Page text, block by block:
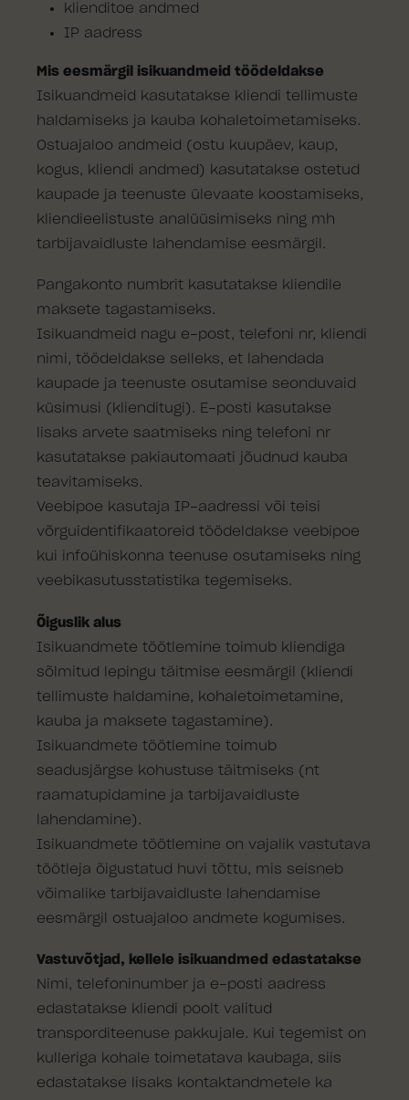
klienditoe andmed
IP aadress
Mis eesmärgil isikuandmeid töödeldakse
Isikuandmeid kasutatakse kliendi tellimuste
haldamiseks ja kauba kohaletoimetamiseks.
Ostuajaloo andmeid (ostu kuupäev, kaup,
kogus, kliendi andmed) kasutatakse ostetud
kaupade ja teenuste ülevaate koostamiseks,
kliendieelistuste analüüsimiseks ning mh
tarbijavaidluste lahendamise eesmärgil.
Pangakonto numbrit kasutatakse kliendile
maksete tagastamiseks.
Isikuandmeid nagu e-post, telefoni nr, kliendi
nimi, töödeldakse selleks, et lahendada
kaupade ja teenuste osutamise seonduvaid
küsimusi (klienditugi). E-posti kasutakse
lisaks arvete saatmiseks ning telefoni nr
kasutatakse pakiautomaati jõudnud kauba
teavitamiseks.
Veebipoe kasutaja IP-aadressi või teisi
võrguidentifikaatoreid töödeldakse veebipoe
kui infoühiskonna teenuse osutamiseks ning
veebikasutusstatistika tegemiseks.
Õiguslik alus
Isikuandmete töötlemine toimub kliendiga
sõlmitud lepingu täitmise eesmärgil (kliendi
tellimuste haldamine, kohaletoimetamine,
kauba ja maksete tagastamine).
Isikuandmete töötlemine toimub
seadusjärgse kohustuse täitmiseks (nt
raamatupidamine ja tarbijavaidluste
lahendamine).
Isikuandmete töötlemine on vajalik vastutava
töötleja õigustatud huvi tõttu, mis seisneb
võimalike tarbijavaidluste lahendamise
eesmärgil ostuajaloo andmete kogumises.
Vastuvõtjad, kellele isikuandmed edastatakse
Nimi, telefoninumber ja e-posti aadress
edastatakse kliendi poolt valitud
transporditeenuse pakkujale. Kui tegemist on
kulleriga kohale toimetatava kaubaga, siis
edastatakse lisaks kontaktandmetele ka